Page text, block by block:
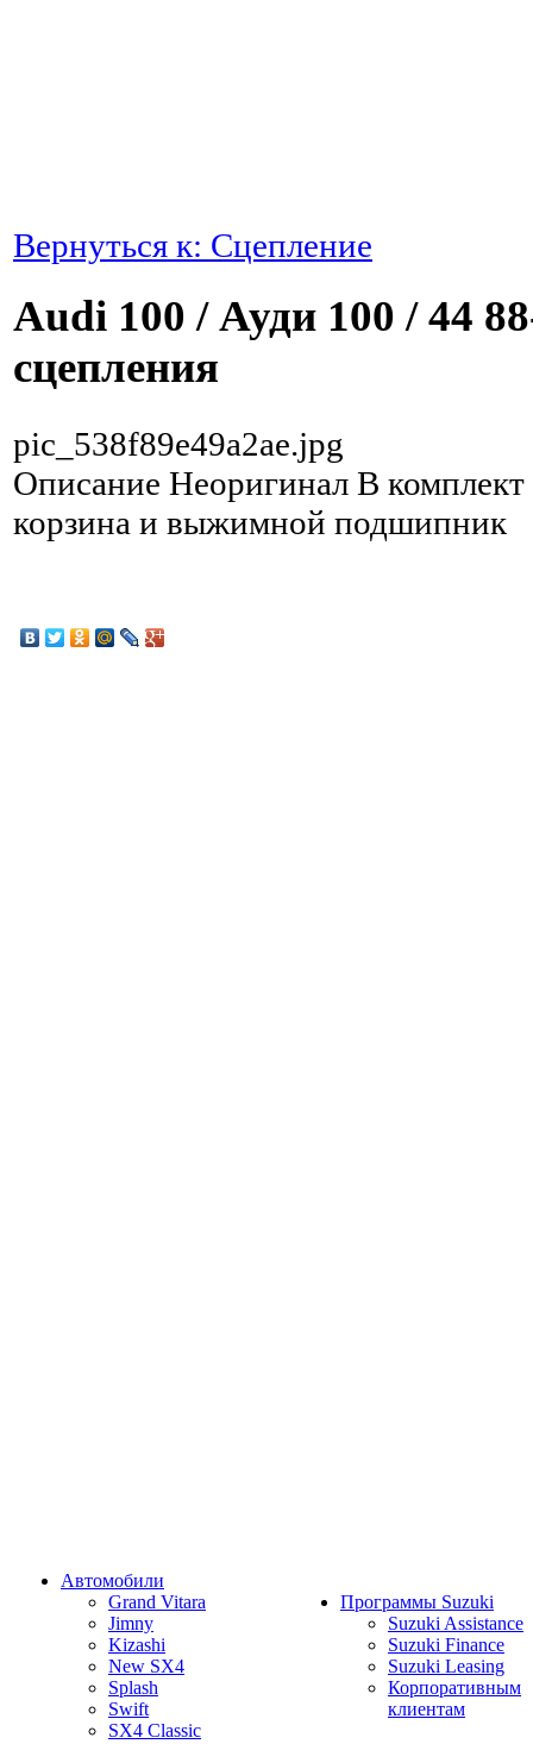
Вернуться к: Сцепление
Audi 100 / Ауди 100 / 44
сцепления
pic_538f89e49a2ae.jpg
Описание Неоригинал В комплект
корзина и выжимной подшипник
Автомобили
Grand Vitara
Jimny
Kizashi
New SX4
Splash
Swift
SX4 Classic
Программы Suzuki
Suzuki Assistance
Suzuki Finance
Suzuki Leasing
Корпоративным
клиентам